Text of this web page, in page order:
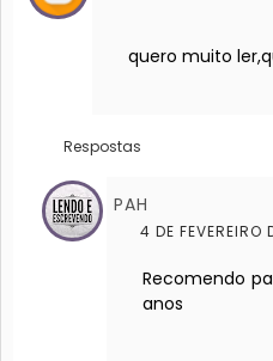
quero muito
Respostas
PAH
4 DE FEVEREIRO
Recomendo
anos